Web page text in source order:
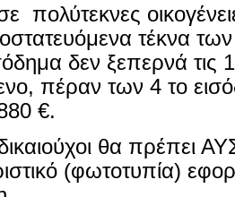
πολύτεκνες
τέκνα
δεν ξεπερνά τις
πέραν των 4 το
€.
θα πρέπει
(φωτοτυπία)